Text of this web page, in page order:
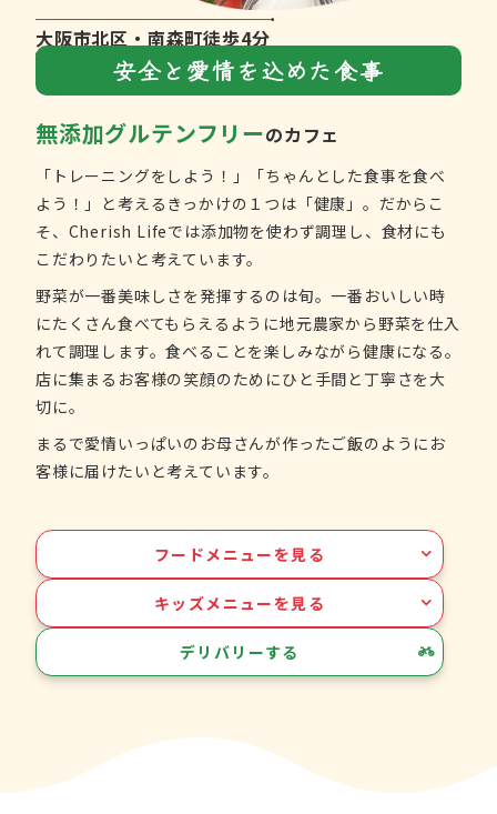
大阪市北区・南森町徒歩4分
安全と愛情を込めた食事
無添加グルテンフリーのカフェ
「トレーニングをしよう！」「ちゃんとした食事を食べ
よう！」と考えるきっかけの１つは「健康」。だからこ
そ、Cherish Lifeでは添加物を使わず調理し、食材にも
こだわりたいと考えています。
野菜が一番美味しさを発揮するのは旬。一番おいしい時
にたくさん食べてもらえるように地元農家から野菜を仕入
れて調理します。食べることを楽しみながら健康になる。
店に集まるお客様の笑顔のためにひと手間と丁寧さを大
切に。
まるで愛情いっぱいのお母さんが作ったご飯のようにお
客様に届けたいと考えています。
フードメニューを見る
キッズメニューを見る
デリバリーする